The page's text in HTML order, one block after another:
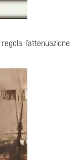
l'attenuazione